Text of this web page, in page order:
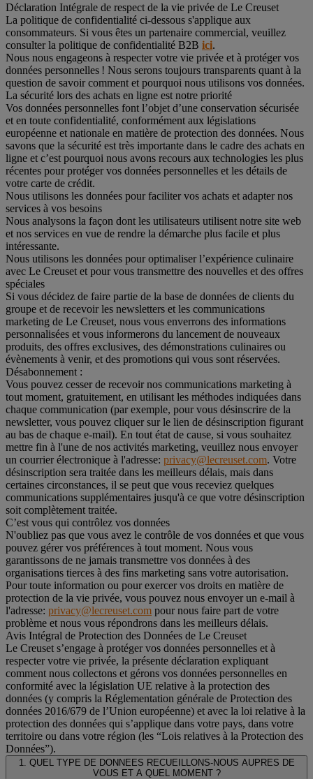
Déclaration Intégrale de respect de la vie privée de Le Creuset
La politique de confidentialité ci-dessous s'applique aux
consommateurs. Si vous êtes un partenaire commercial, veuillez
consulter la politique de confidentialité B2B ici.
Nous nous engageons à respecter votre vie privée et à protéger vos
données personnelles ! Nous serons toujours transparents quant à la
question de savoir comment et pourquoi nous utilisons vos données.
La sécurité lors des achats en ligne est notre priorité
Vos données personnelles font l’objet d’une conservation sécurisée
et en toute confidentialité, conformément aux législations
européenne et nationale en matière de protection des données. Nous
savons que la sécurité est très importante dans le cadre des achats en
ligne et c’est pourquoi nous avons recours aux technologies les plus
récentes pour protéger vos données personnelles et les détails de
votre carte de crédit.
Nous utilisons les données pour faciliter vos achats et adapter nos
services à vos besoins
Nous analysons la façon dont les utilisateurs utilisent notre site web
et nos services en vue de rendre la démarche plus facile et plus
intéressante.
Nous utilisons les données pour optimaliser l’expérience culinaire
avec Le Creuset et pour vous transmettre des nouvelles et des offres
spéciales
Si vous décidez de faire partie de la base de données de clients du
groupe et de recevoir les newsletters et les communications
marketing de Le Creuset, nous vous enverrons des informations
personnalisées et vous informerons du lancement de nouveaux
produits, des offres exclusives, des démonstrations culinaires ou
évènements à venir, et des promotions qui vous sont réservées.
Désabonnement :
Vous pouvez cesser de recevoir nos communications marketing à
tout moment, gratuitement, en utilisant les méthodes indiquées dans
chaque communication (par exemple, pour vous désinscrire de la
newsletter, vous pouvez cliquer sur le lien de désinscription figurant
au bas de chaque e-mail). En tout état de cause, si vous souhaitez
mettre fin à l'une de nos activités marketing, veuillez nous envoyer
un courrier électronique à l'adresse: privacy@lecreuset.com. Votre
désinscription sera traitée dans les meilleurs délais, mais dans
certaines circonstances, il se peut que vous receviez quelques
communications supplémentaires jusqu'à ce que votre désinscription
soit complètement traitée.
C’est vous qui contrôlez vos données
N'oubliez pas que vous avez le contrôle de vos données et que vous
pouvez gérer vos préférences à tout moment. Nous vous
garantissons de ne jamais transmettre vos données à des
organisations tierces à des fins marketing sans votre autorisation.
Pour toute information ou pour exercer vos droits en matière de
protection de la vie privée, vous pouvez nous envoyer un e-mail à
l'adresse: privacy@lecreuset.com pour nous faire part de votre
problème et nous vous répondrons dans les meilleurs délais.
Avis Intégral de Protection des Données de Le Creuset
Le Creuset s’engage à protéger vos données personnelles et à
respecter votre vie privée, la présente déclaration expliquant
comment nous collectons et gérons vos données personnelles en
conformité avec la législation UE relative à la protection des
données (y compris la Réglementation générale de Protection des
données 2016/679 de l’Union européenne) et avec la loi relative à la
protection des données qui s’applique dans votre pays, dans votre
territoire ou dans votre région (les “Lois relatives à la Protection des
Données”).
1. QUEL TYPE DE DONNEES RECUEILLONS-NOUS AUPRES DE
VOUS ET A QUEL MOMENT ?